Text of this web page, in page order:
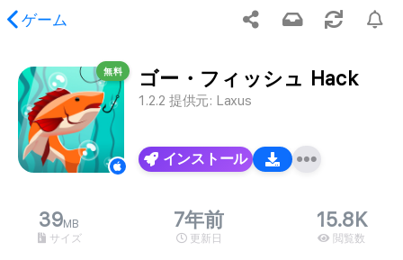
ゲーム
せんが、リクエストされたコンテンツが見つかりま
無料 ゴー・フィッシュ Hack
1.2.2 提供元: Laxus
インストール
39MB
サイズ
7年前
更新日
15.8K
閲覧数